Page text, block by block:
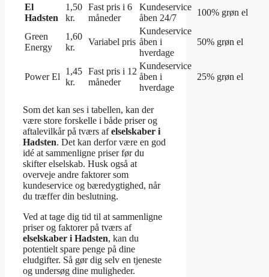
El
Hadsten
1,50
kr.
Fast pris i 6
måneder
Kundeservice
åben 24/7
100% grøn el
Green
Energy
1,60
kr.
Variabel pris
Kundeservice
åben i
hverdage
50% grøn el
Power El
1,45
kr.
Fast pris i 12
måneder
Kundeservice
åben i
hverdage
25% grøn el
Som det kan ses i tabellen, kan der
være store forskelle i både priser og
aftalevilkår på tværs afelselskaber i
Hadsten. Det kan derfor være en god
idé at sammenligne priser før du
skifter elselskab. Husk også at
overveje andre faktorer som
kundeservice og bæredygtighed, når
du træffer din beslutning.
Ved at tage dig tid til at sammenligne
priser og faktorer på tværs af
elselskaber i Hadsten, kan du
potentielt spare penge på dine
eludgifter. Så gør dig selv en tjeneste
og undersøg dine muligheder.